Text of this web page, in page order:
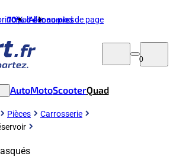
Aller au pied de page
70%d'économies
0
AutoMotoScooterQuad
Pièces
Carrosserie